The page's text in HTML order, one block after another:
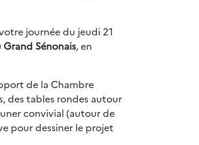
journée du jeudi 21
Sénonais, en
de la Chambre
des tables rondes autour
convivial (autour de
pour dessiner le projet